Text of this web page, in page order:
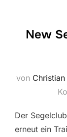
New
von
Der
erneut ein